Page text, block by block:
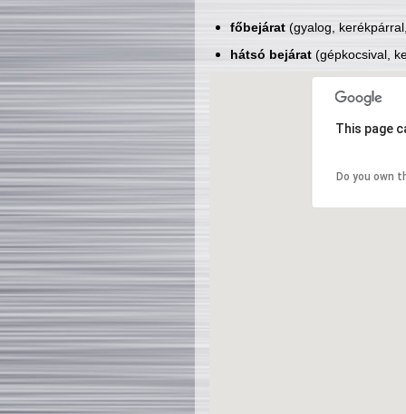
főbejárat(gyalog,
hátsó bejárat(gépkocsival,
This page
Do you own